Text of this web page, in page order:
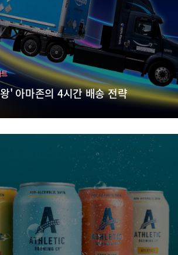
' 아마존의 4시간 배송 전략